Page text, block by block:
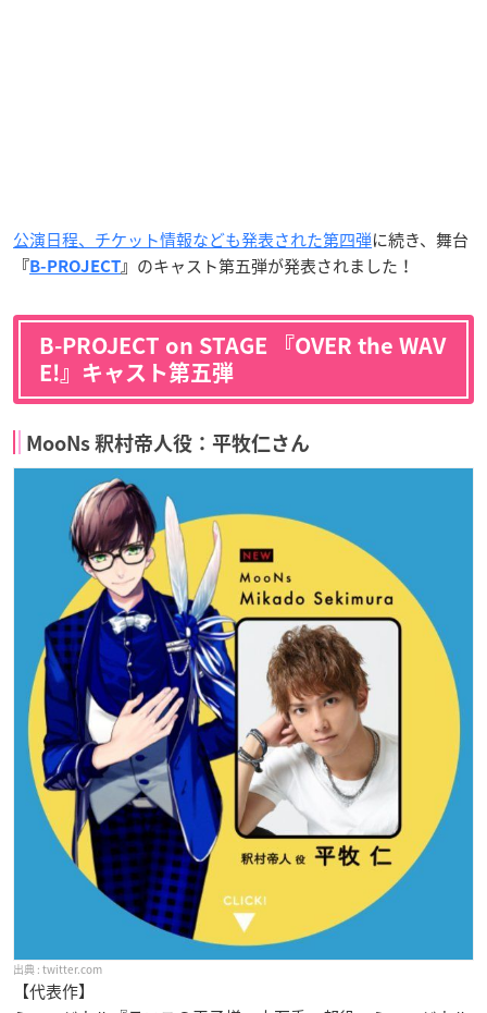
公演日程、チケット情報なども発表された第四弾に続き、舞台
『B-PROJECT 』 のキャスト第五弾が発表されました！
B-PROJECT on STAGE 『OVER the WAV
E!』キャスト第五弾
MooNs 釈村帝人役：平牧仁さん
twitter.com
【代表作】